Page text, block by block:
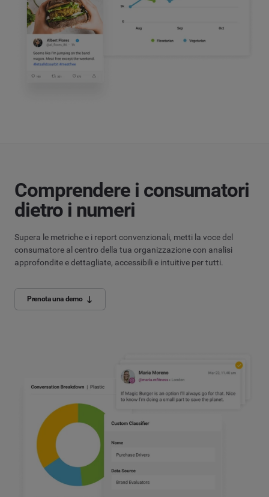
Comprendere i consumatori
dietro i numeri
Supera le metriche e i report convenzionali, metti la voce del
consumatore al centro della tua organizzazione con analisi
approfondite e dettagliate, accessibili e intuitive per tutti.
Prenota una demo